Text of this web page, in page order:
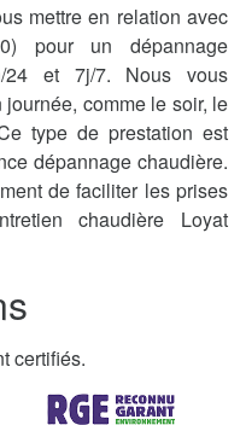
mettre en relation avec
pour un dépannage
24 et 7j/7. Nous vous
comme le soir, le
type de prestation est
dépannage chaudière.
de faciliter les prises
chaudière Loyat
certifiés.